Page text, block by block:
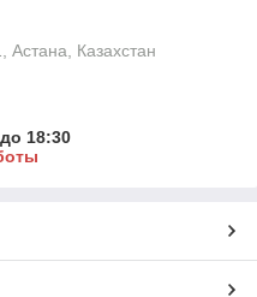
Астана, Казахстан
18:30